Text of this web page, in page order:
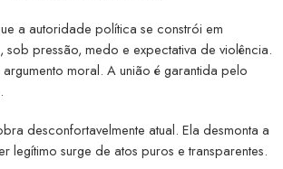
a autoridade política se constrói em
sob pressão, medo e expectativa de violência.
moral. A união é garantida pelo
desconfortavelmente atual. Ela desmonta a
legítimo surge de atos puros e transparentes.